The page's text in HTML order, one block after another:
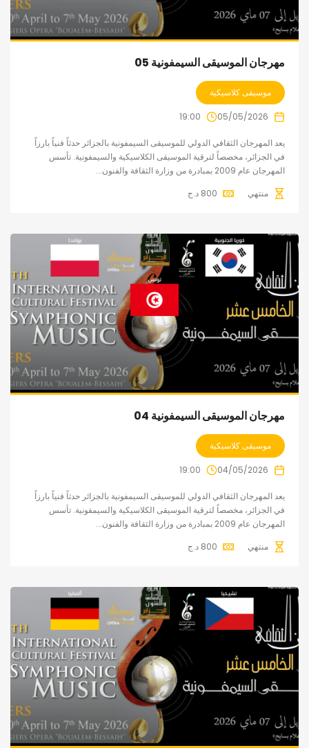
مهرجان الموسيقى السيمفونية 05
موسيقى كلاسيكية
05/05/2026
19:00
يعد المهرجان الثقافي الدولي للموسيقى السيمفونية بالجزائر حدثاً فنياً بارزاً
في الجزائر، مخصصاً لترقية الموسيقى الكلاسيكية والسيمفونية. تأسس
المهرجان عام 2009 بمبادرة من وزارة الثقافة والفنون...
منتهي
800 د.ج
مهرجان الموسيقى السيمفونية 04
موسيقى كلاسيكية
04/05/2026
19:00
يعد المهرجان الثقافي الدولي للموسيقى السيمفونية بالجزائر حدثاً فنياً بارزاً
في الجزائر، مخصصاً لترقية الموسيقى الكلاسيكية والسيمفونية. تأسس
المهرجان عام 2009 بمبادرة من وزارة الثقافة والفنون...
منتهي
800 د.ج